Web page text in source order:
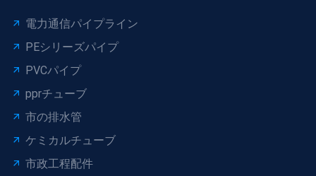
電力通信パイプライン
PEシリーズパイプ
PVCパイプ
pprチューブ
市の排水管
ケミカルチューブ
市政工程配件